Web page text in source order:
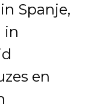
Spanje,
in
en